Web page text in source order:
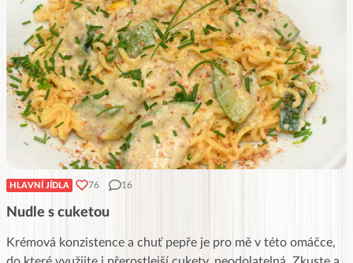
HLAVNÍ JÍDLA 76 16
Nudle s cuketou
Krémová konzistence a chuť pepře je pro mě v této omáčce,